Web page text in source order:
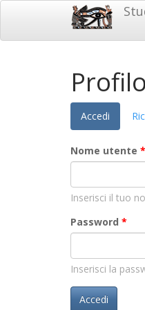
Salta
Accedi (scheda
attiva)
Nome utente *
Inserisci il tuo
Password *
Inserisci la